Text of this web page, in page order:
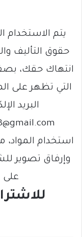
انتهاك حقك،
التي تظهر على
البريد
استخدام
وإرفاق تصوير
على